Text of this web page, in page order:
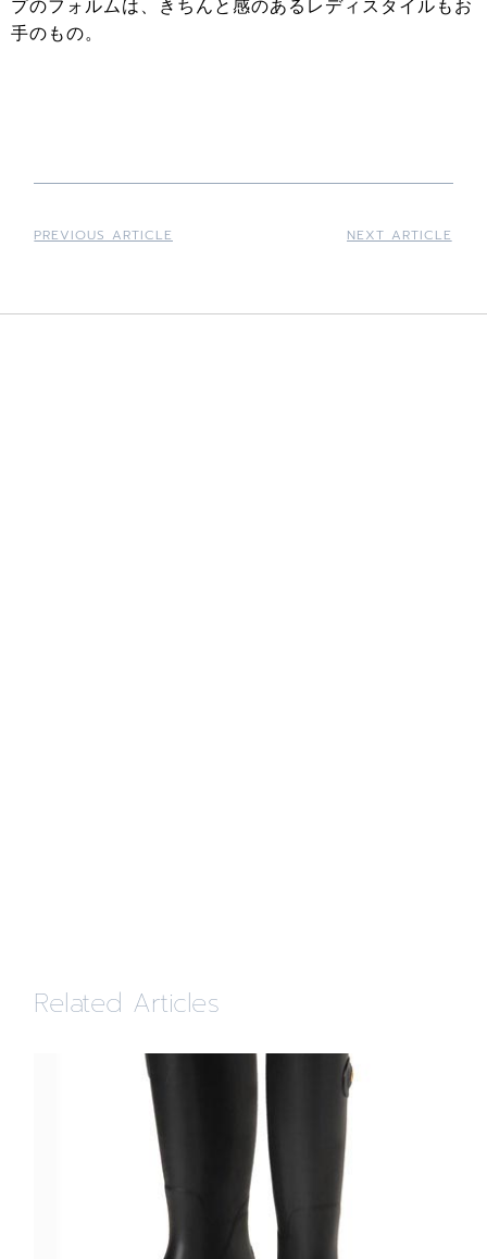
プのフォルムは、きちんと感のあるレディスタイルもお
手のもの。
PREVIOUS ARTICLE NEXT ARTICLE
Related Articles